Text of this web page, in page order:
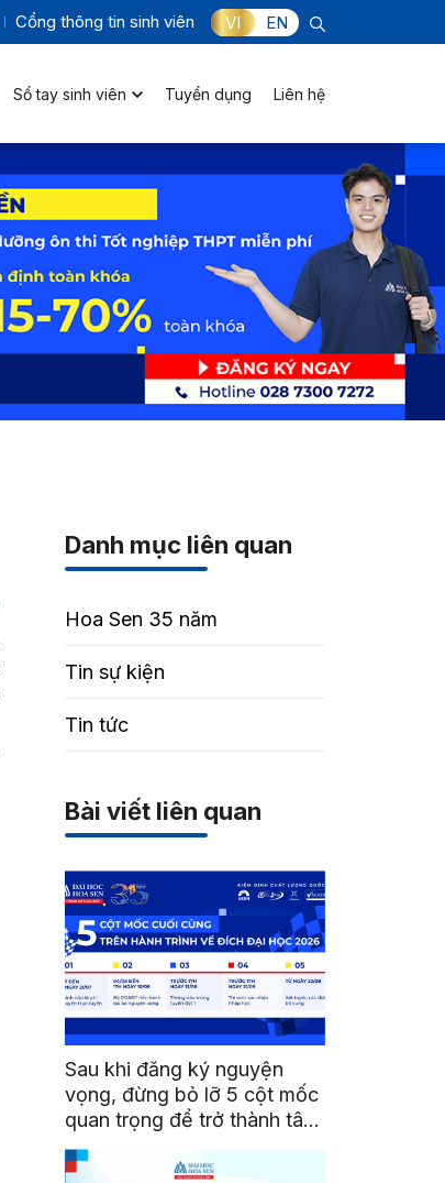
Cổng thông tin sinh viên VI EN
Sổ tay sinh viên Tuyển dụng Liên hệ
Danh mục liên quan
Hoa Sen 35 năm
Tin sự kiện
Tin tức
Bài viết liên quan
Sau khi đăng ký nguyện
vọng, đừng bỏ lỡ 5 cột mốc
quan trọng để trở thành tân
sinh viên HSU